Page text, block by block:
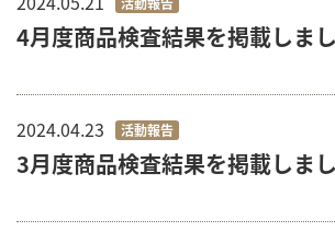
4月度商品検査結果を掲載しま
2024.04.23 活動報告
3月度商品検査結果を掲載しま